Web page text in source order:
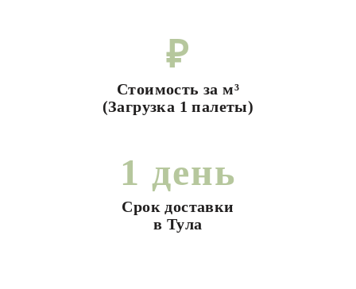
₽
Стоимость за м³
(Загрузка 1 палеты)
1 день
Срок доставки
в Тула